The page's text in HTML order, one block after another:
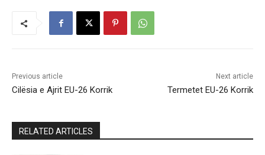
Previous article
Cilësia e Ajrit EU-26 Korrik
Next article
Termetet EU-26 Korrik
RELATED ARTICLES